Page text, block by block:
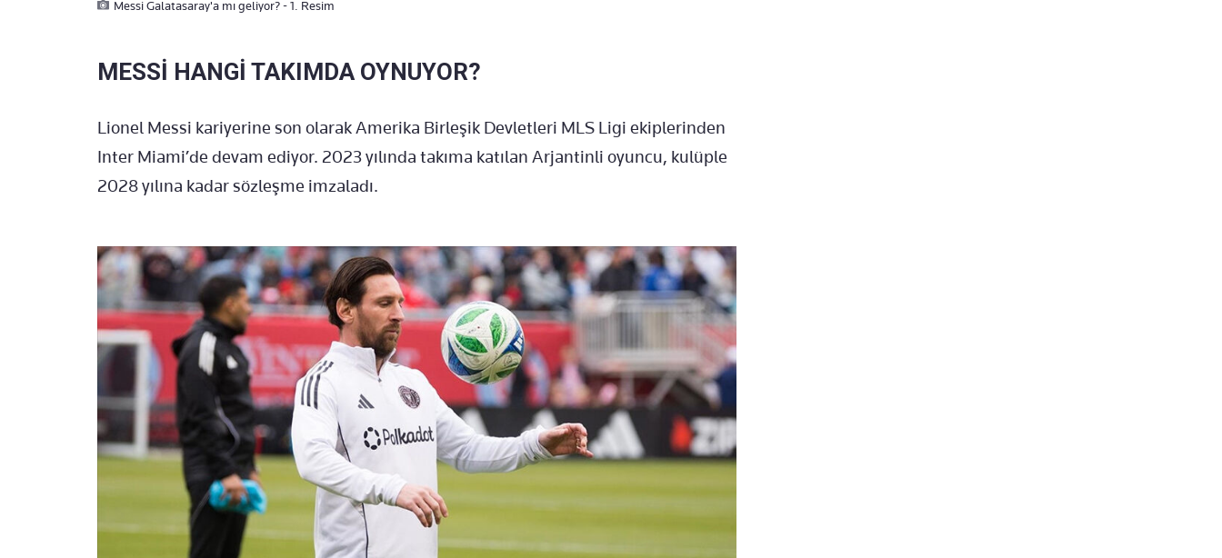
Messi Galatasaray'a mı geliyor? - 1. Resim
MESSİ HANGİ TAKIMDA OYNUYOR?
Lionel Messi kariyerine son olarak Amerika Birleşik Devletleri MLS Ligi ekiplerinden
Inter Miami’de devam ediyor. 2023 yılında takıma katılan Arjantinli oyuncu, kulüple
2028 yılına kadar sözleşme imzaladı.